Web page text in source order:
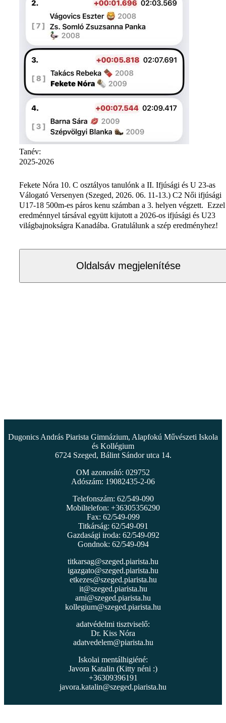
Tanév:
2025-2026
Fekete Nóra 10. C osztályos tanulónk a II. Ifjúsági és U 23-as
Válogató Versenyen (Szeged, 2026. 06. 11-13.) C2 Női ifjúsági
U17-18 500m-es páros kenu számban a 3. helyen végzett. Ezzel
eredménnyel társával együtt kijutott a 2026-os ifjúsági és U23
világbajnokságra Kanadába. Gratulálunk a szép eredményhez!
Oldalsáv megjelenítése
Dugonics András Piarista Gimnázium, Alapfokú Művészeti Iskola
és Kollégium
6724 Szeged, Bálint Sándor utca 14.
OM azonosító: 029752
Adószám: 19082435-2-06
Telefonszám: 62/549-090
Mobiltelefon: +36305356290
Fax: 62/549-099
Titkárság: 62/549-091
Gazdasági iroda: 62/549-092
Gondnok: 62/549-094
titkarsag@szeged.piarista.hu
igazgato@szeged.piarista.hu
etkezes@szeged.piarista.hu
it@szeged.piarista.hu
ami@szeged.piarista.hu
kollegium@szeged.piarista.hu
adatvédelmi tisztviselő:
Dr. Kiss Nóra
adatvedelem@piarista.hu
Iskolai mentálhigiéné:
Javora Katalin (Kitty néni :)
+36309396191
javora.katalin@szeged.piarista.hu